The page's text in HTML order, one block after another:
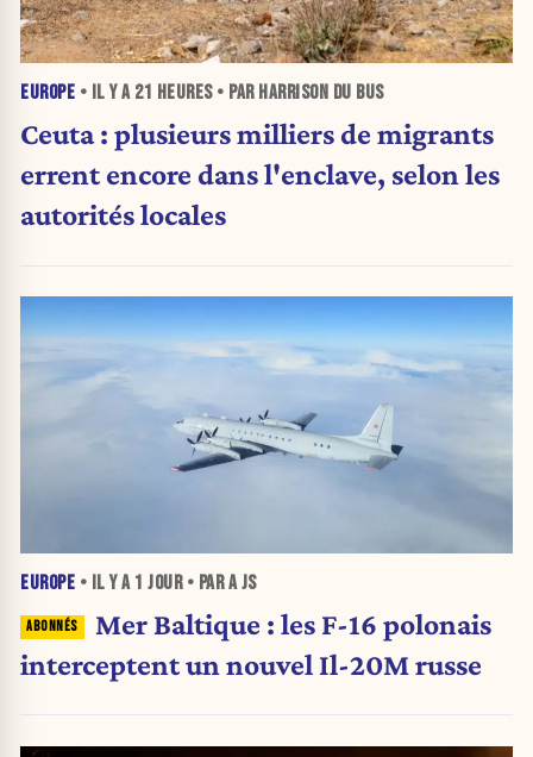
EUROPE • IL Y A 21 HEURES• PAR HARRISON DU BUS
Ceuta : plusieurs milliers de migrants
errent encore dans l'enclave, selon les
autorités locales
EUROPE • IL Y A 1 JOUR• PAR A JS
Mer Baltique : les F-16 polonais
interceptent un nouvel Il-20M russe